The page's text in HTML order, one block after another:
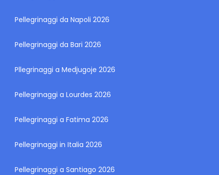
Pellegrinaggi da Napoli 2026
Pellegrinaggi da Bari 2026
Pllegrinaggi a Medjugoje 2026
Pellegrinaggi a Lourdes 2026
Pellegrinaggi a Fatima 2026
Pellegrinaggi in Italia 2026
Pellegrinaggi a Santiago 2026